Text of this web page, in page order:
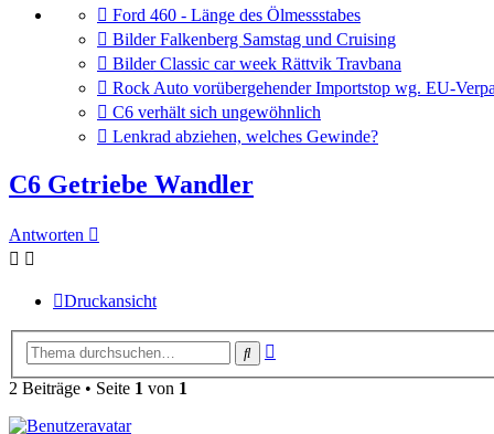
Gehe
zum
letzten
Beitrag
Ford 460 - Länge des Ölmessstabes
Gehe
zum
letzten
Beitrag
Bilder Falkenberg Samstag und Cruising
Gehe
zum
letzten
Beitrag
Bilder Classic car week Rättvik Travbana
Gehe
zum
letzten
Beitrag
Rock Auto vorübergehender Importstop wg. EU-
Gehe
zum
letzten
C6 verhält sich ungewöhnlich
Gehe
letzten
Beitrag
Lenkrad abziehen, welches Gewinde?
C6 Getriebe Wandler
Antworten
Druckansicht
Suche
2 Beiträge • Seite 1 von 1